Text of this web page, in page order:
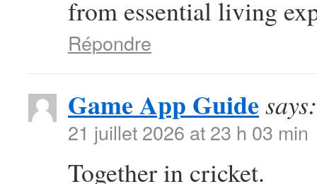
from essential living
Répondre
Game App Guide says:
21 juillet 2026 at 23 h 03 min
Together in cricket.